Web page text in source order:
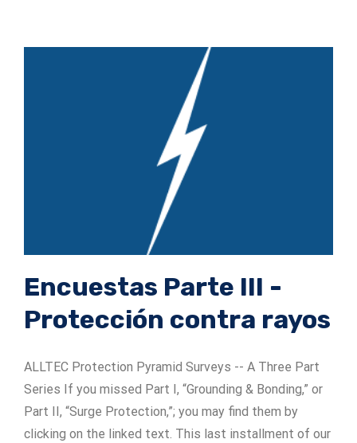
Encuestas Parte III -
Protección contra rayos
ALLTEC Protection Pyramid Surveys -- A Three Part
Series If you missed Part I, “Grounding & Bonding,” or
Part II, “Surge Protection,”; you may find them by
clicking on the linked text. This last installment of our